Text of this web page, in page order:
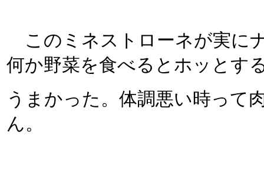
このミネストローネが実に
何か野菜を食べるとホッとす
うまかった。体調悪い時って
ん。